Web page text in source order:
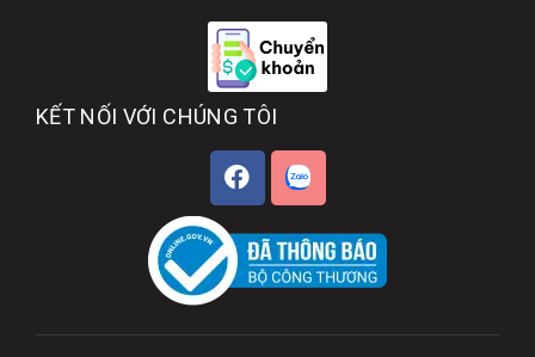
KẾT NỐI VỚI CHÚNG TÔI